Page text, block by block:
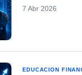
7 Abr 2026
EDUCACION